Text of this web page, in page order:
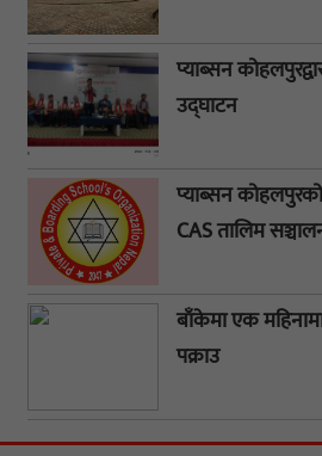
प्याब्सन
उद्घाटन
प्याब्सन
CAS तालिम
बाँकेमा एक
पक्राउ